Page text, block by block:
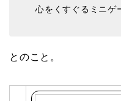
心をくすぐるミニゲ
とのこと。